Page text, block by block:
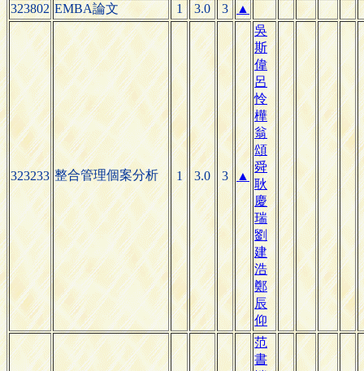
323802 EMBA論文 1 3.0 3 ▲
323233 整合管理個案分析 1 3.0 3 ▲
吳
斯
偉
呂
怜
樺
翁
頌
舜
耿
慶
瑞
劉
建
浩
鄭
辰
仰
范
書